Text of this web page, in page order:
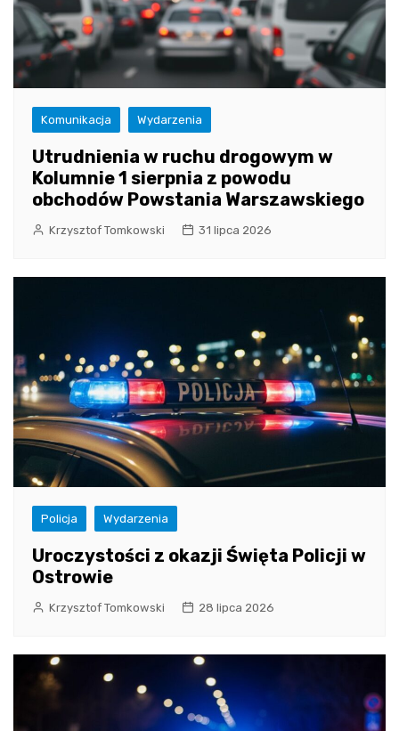
Komunikacja Wydarzenia
Utrudnienia w ruchu drogowym w
Kolumnie 1 sierpnia z powodu
obchodów Powstania Warszawskiego
Krzysztof Tomkowski 31 lipca 2026
Policja Wydarzenia
Uroczystości z okazji Święta Policji w
Ostrowie
Krzysztof Tomkowski 28 lipca 2026